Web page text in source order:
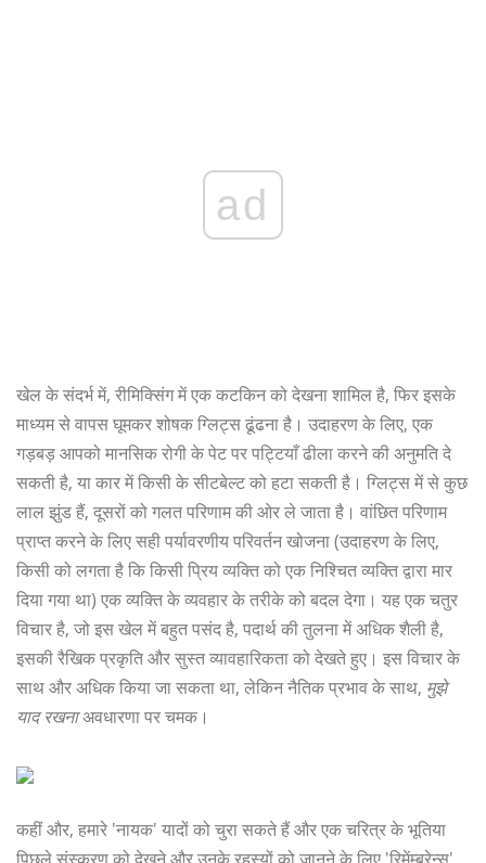
ad
खेल के संदर्भ में, रीमिक्सिंग में एक कटकिन को देखना शामिल है, फिर इसके
माध्यम से वापस घूमकर शोषक ग्लिट्स ढूंढना है। उदाहरण के लिए, एक
गड़बड़ आपको मानसिक रोगी के पेट पर पट्टियाँ ढीला करने की अनुमति दे
सकती है, या कार में किसी के सीटबेल्ट को हटा सकती है। ग्लिट्स में से कुछ
लाल झुंड हैं, दूसरों को गलत परिणाम की ओर ले जाता है। वांछित परिणाम
प्राप्त करने के लिए सही पर्यावरणीय परिवर्तन खोजना (उदाहरण के लिए,
किसी को लगता है कि किसी प्रिय व्यक्ति को एक निश्चित व्यक्ति द्वारा मार
दिया गया था) एक व्यक्ति के व्यवहार के तरीके को बदल देगा। यह एक चतुर
विचार है, जो इस खेल में बहुत पसंद है, पदार्थ की तुलना में अधिक शैली है,
इसकी रैखिक प्रकृति और सुस्त व्यावहारिकता को देखते हुए। इस विचार के
साथ और अधिक किया जा सकता था, लेकिन नैतिक प्रभाव के साथ, मुझे
याद रखनाअवधारणा पर चमक।
कहीं और, हमारे 'नायक' यादों को चुरा सकते हैं और एक चरित्र के भूतिया